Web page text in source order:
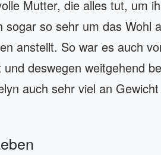
Mutter, die alles tut, um
sogar so sehr um das Wohl
anstellt. So war es auch
deswegen weitgehend
auch sehr viel an